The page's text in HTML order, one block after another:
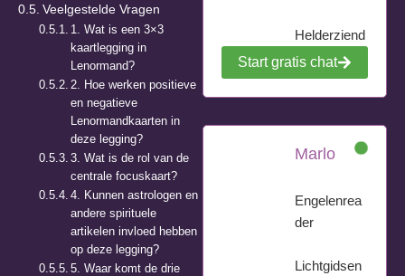
Veelgestelde Vragen
1. Wat is een 3×3
kaartlegging in
Lenormand?
2. Hoe werken positieve
en negatieve
Lenormandkaarten in
deze legging?
3. Wat is de rol van de
centrale focuskaart?
4. Kunnen astrologen en
andere spirituele
artikelen invloed hebben
op deze legging?
5. Waar komt de drie
Helderziend
Start gratis chat
Marlo
Engelenrea
der
Lichtgidsen